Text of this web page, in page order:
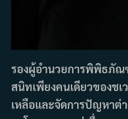
รองผู้อำนวยการพิพิธภัณ
สนิทเพียงคนเดียวของชเ
เหลือและจัดการปัญหาต่